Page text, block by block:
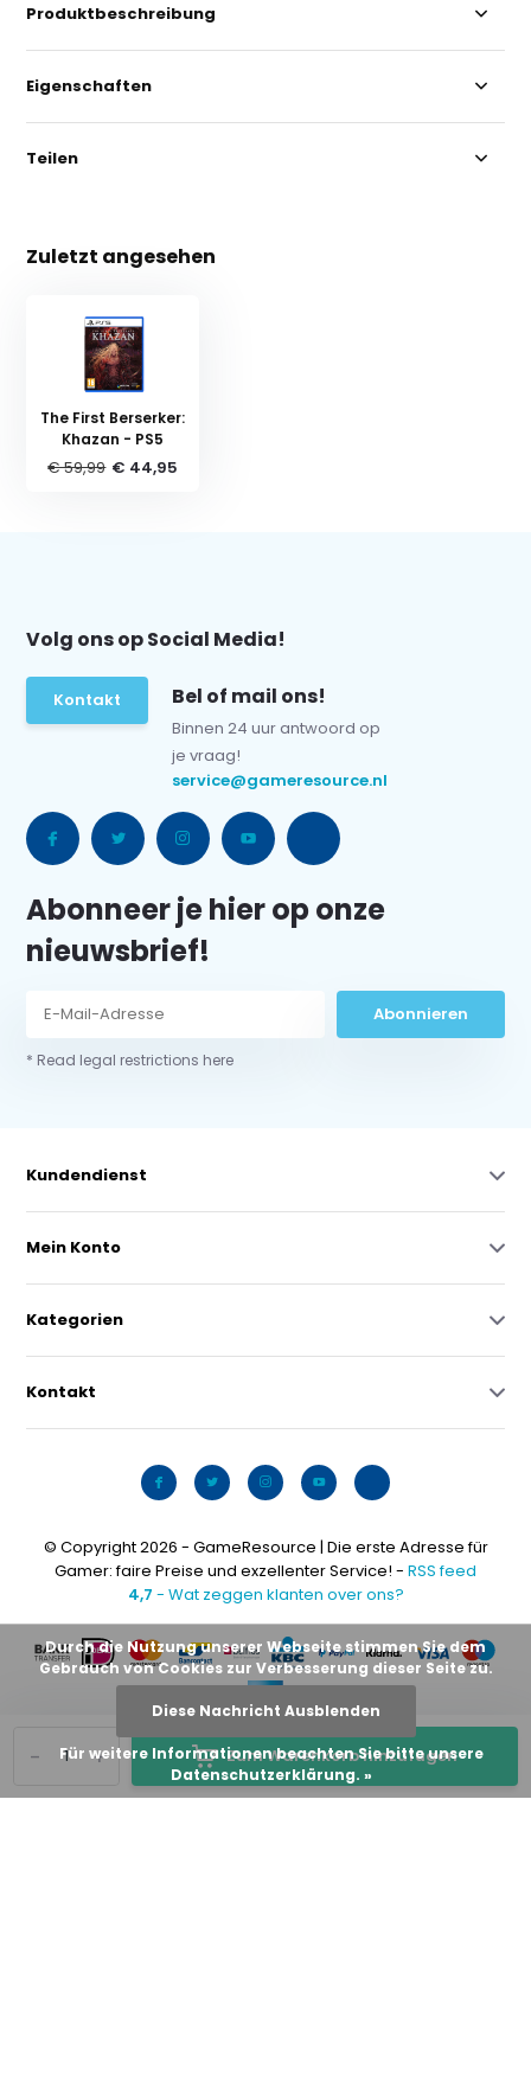
+
- Zum Warenkorb hinzufügen
Produktbeschreibung
Eigenschaften
Teilen
Zuletzt angesehen
The First Berserker:
Khazan - PS5
€ 59,99 € 44,95
Volg ons op Social Media!
Kontakt Bel of mail ons!
Binnen 24 uur antwoord op
je vraag!
service@gameresource.nl
Abonneer je hier op onze
nieuwsbrief!
Abonnieren
* Read legal restrictions here
Kundendienst
Mein Konto
Kategorien
Kontakt
© Copyright 2026 - GameResource | Die erste Adresse für
Gamer: faire Preise und exzellenter Service! - RSS feed
4,7 - Wat zeggen klanten over ons?
Durch die Nutzung unserer Webseite stimmen Sie dem
Gebrauch von Cookies zur Verbesserung dieser Seite zu.
Diese Nachricht Ausblenden
Für weitere Informationen beachten Sie bitte unsere
Datenschutzerklärung. »